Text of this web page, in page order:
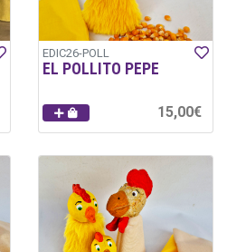
EDIC26-POLL
EL POLLITO PEPE
15,00€